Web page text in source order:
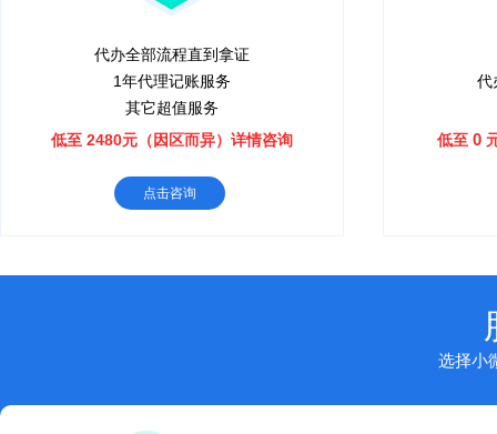
代办全部流程直到拿证
1年代理记账服务
其它超值服务
低至 2480元（因区而异）详情咨询
点击咨询
代
低至 0
选择小